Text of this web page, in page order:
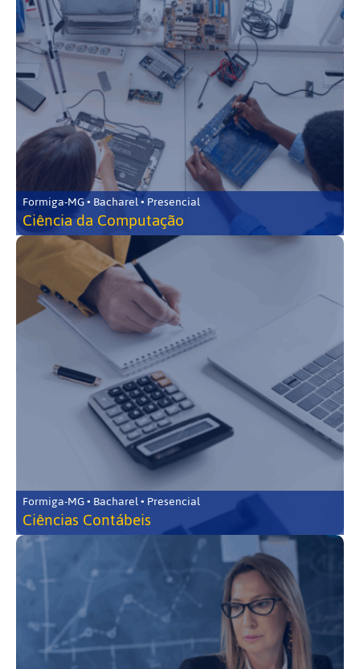
Formiga-MG • Bacharel • Presencial
Ciência da Computação
Formiga-MG • Bacharel • Presencial
Ciências Contábeis